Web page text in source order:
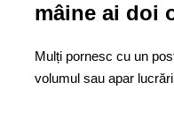
mâine ai doi
Mulți pornesc cu un
volumul sau apar